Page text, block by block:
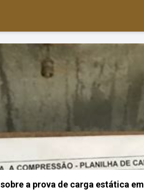
a prova de carga estática